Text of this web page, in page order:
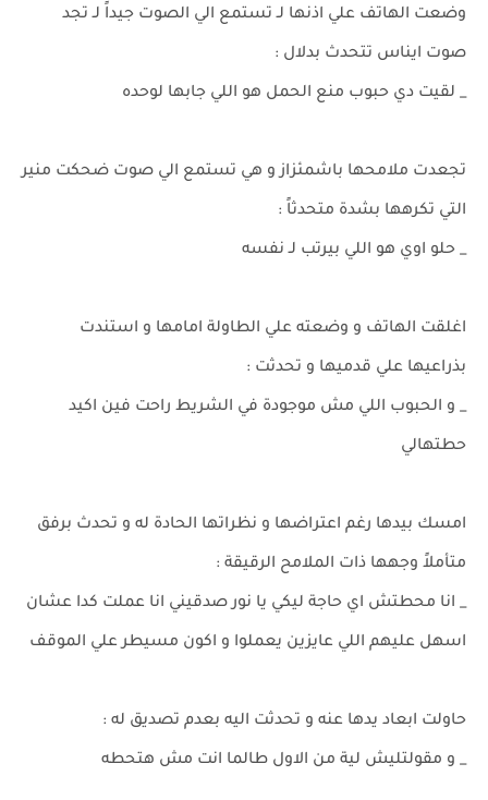
وضعت الهاتف علي اذنها لـ تستمع الي الصوت جيداً لـ تجد
صوت ايناس تتحدث بدلال :
_ لقيت دي حبوب منع الحمل هو اللي جابها لوحده
تجعدت ملامحها باشمئزاز و هي تستمع الي صوت ضحكت منير
التي تكرهها بشدة متحدثاً :
_ حلو اوي هو اللي بيرتب لـ نفسه
اغلقت الهاتف و وضعته علي الطاولة امامها و استندت
بذراعيها علي قدميها و تحدثت :
_ و الحبوب اللي مش موجودة في الشريط راحت فين اكيد
حطتهالي
امسك بيدها رغم اعتراضها و نظراتها الحادة له و تحدث برفق
متأملاً وجهها ذات الملامح الرقيقة :
_ انا محطتش اي حاجة ليكي يا نور صدقيني انا عملت كدا عشان
اسهل عليهم اللي عايزين يعملوا و اكون مسيطر علي الموقف
حاولت ابعاد يدها عنه و تحدثت اليه بعدم تصديق له :
_ و مقولتليش لية من الاول طالما انت مش هتحطه